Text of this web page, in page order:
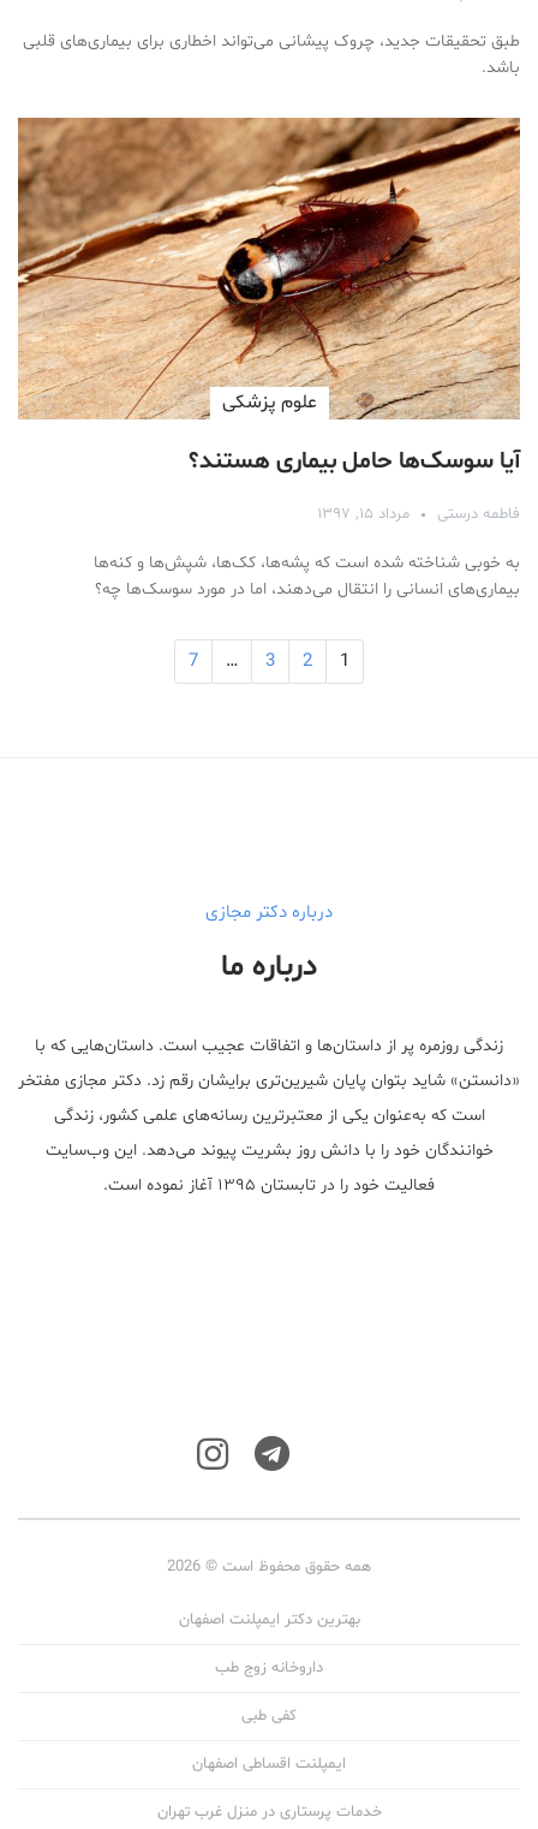
طبق تحقیقات جدید، چروک پیشانی می‌تواند اخطاری برای بیماری‌های قلبی
باشد.
علوم پزشكی
آیا سوسک‌ها حامل بیماری هستند؟
فاطمه درستی مرداد ۱۵, ۱۳۹۷
به خوبی شناخته شده است که پشه‌ها، کک‌ها، شپش‌ها و کنه‌ها
بیماری‌های انسانی را انتقال می‌دهند، اما در مورد سوسک‌ها چه؟
1
2
3
…
7
درباره دکتر مجازی
درباره ما
زندگی روزمره پر از داستان‌ها و اتفاقات عجیب است. داستان‌هایی که با
«دانستن» شاید بتوان پایان شیرین‌تری برایشان رقم زد. دکتر مجازی مفتخر
است که به‌عنوان یکی از معتبر‌ترین رسانه‌های علمی کشور، زندگی
خوانندگان خود را با دانش روز بشریت پیوند می‌دهد. این وب‌سایت
فعالیت خود را در تابستان ۱۳۹۵ آغاز نموده است.
همه حقوق محفوظ است © 2026
بهترین دکتر ایمپلنت اصفهان
داروخانه زوج طب
کفی طبی
ایمپلنت اقساطی اصفهان
خدمات پرستاری در منزل غرب تهران